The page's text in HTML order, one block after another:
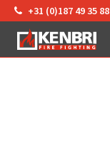
+31 (0)187 49 35 88